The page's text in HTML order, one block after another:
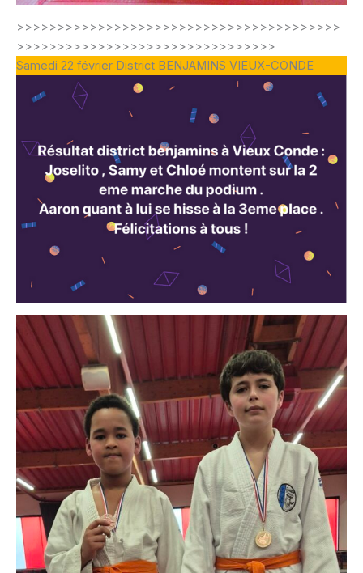
>>>>>>>>>>>>>>>>>>>>>>>>>>>>>>>>>>>>>>>>
>>>>>>>>>>>>>>>>>>>>>>>>>>>>>>>>
Samedi 22 février District BENJAMINS VIEUX-CONDE